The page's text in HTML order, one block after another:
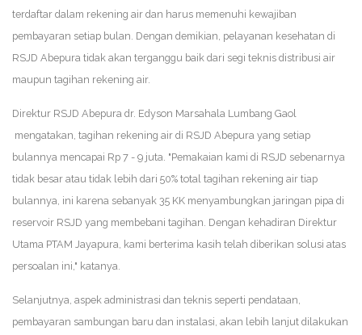
terdaftar dalam rekening air dan harus memenuhi kewajiban
pembayaran setiap bulan. Dengan demikian, pelayanan kesehatan di
RSJD Abepura tidak akan terganggu baik dari segi teknis distribusi air
maupun tagihan rekening air.
Direktur RSJD Abepura dr. Edyson Marsahala Lumbang Gaol
mengatakan, tagihan rekening air di RSJD Abepura yang setiap
bulannya mencapai Rp 7 - 9 juta. "Pemakaian kami di RSJD sebenarnya
tidak besar atau tidak lebih dari 50% total tagihan rekening air tiap
bulannya, ini karena sebanyak 35 KK menyambungkan jaringan pipa di
reservoir RSJD yang membebani tagihan. Dengan kehadiran Direktur
Utama PTAM Jayapura, kami berterima kasih telah diberikan solusi atas
persoalan ini," katanya.
Selanjutnya, aspek administrasi dan teknis seperti pendataan,
pembayaran sambungan baru dan instalasi, akan lebih lanjut dilakukan